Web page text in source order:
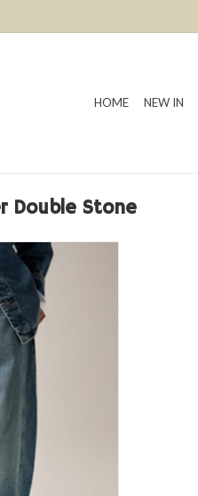
HOME NEW IN
Double Stone